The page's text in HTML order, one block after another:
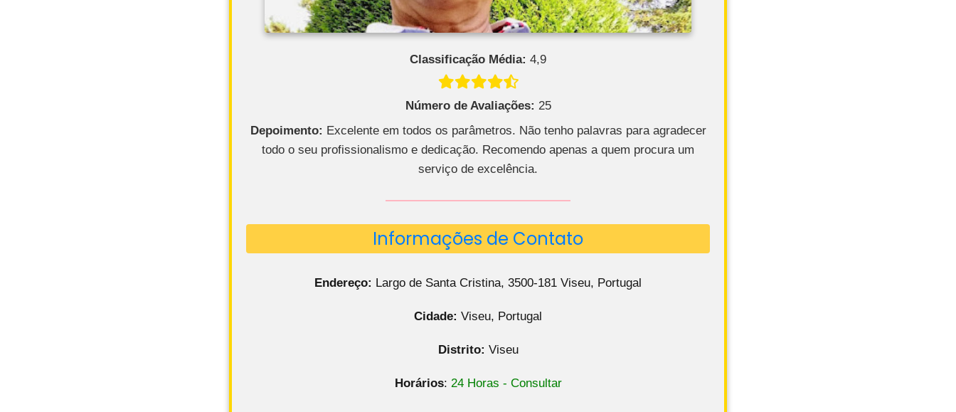
Classificação Média: 4,9
Número de Avaliações: 25
Depoimento: Excelente em todos os parâmetros. Não tenho palavras para agradecer
todo o seu profissionalismo e dedicação. Recomendo apenas a quem procura um
serviço de excelência.
Informações de Contato
Endereço: Largo de Santa Cristina, 3500-181 Viseu, Portugal
Cidade: Viseu, Portugal
Distrito: Viseu
Horários: 24 Horas - Consultar